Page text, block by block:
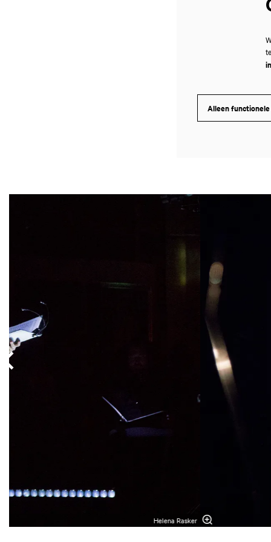
Alleen
Helena Rasker